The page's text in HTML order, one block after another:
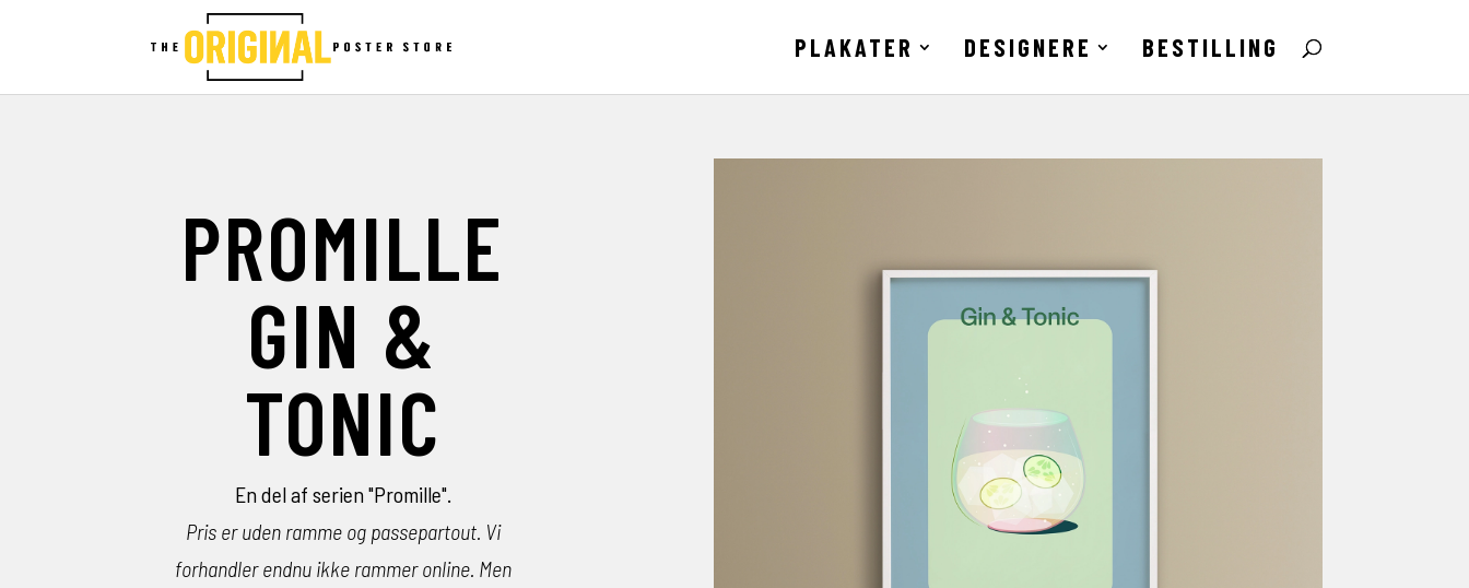
PLAKATER DESIGNERE BESTILLING
PROMILLE
GIN &
TONIC
En del af serien "Promille".
Pris er uden ramme og passepartout. Vi
forhandler endnu ikke rammer online. Men